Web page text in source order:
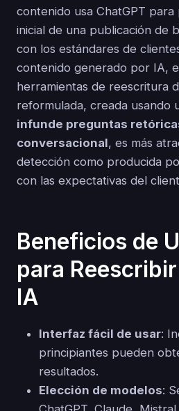
contenido usa ChatGPT
inicial de una publicación de
con los estándares de
contenido generado por IA,
herramientas de reescritura
reformulada, creada usando
infunde preguntas
conversacional, es más
detección como producida
con las expectativas del
Beneficios de
para
IA
Interfaz fácil de usar:
principiantes pueden
resultados.
Elección de modelos: